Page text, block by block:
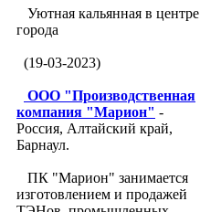
Уютная кальянная в центре
города
(19-03-2023)
ООО "Производственная
компания "Марион" -
Россия, Алтайский край,
Барнаул.
ПК "Марион" занимается
изготовлением и продажей